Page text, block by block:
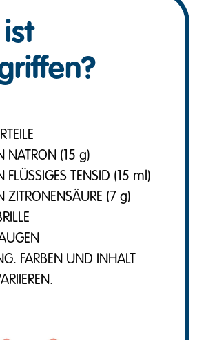
NATRON (15 g)
FLÜSSIGES TENSID (15 ml)
ZITRONENSÄURE (7 g)
FARBEN UND INHALT